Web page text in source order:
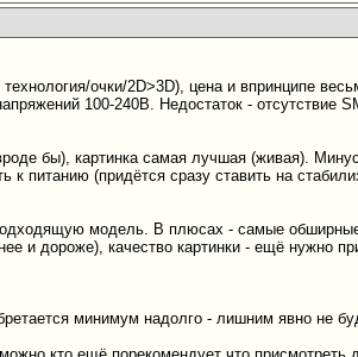
очки/2D>3D), цена и впринципе
100-240В. Недостаток - отсутствие
бы), картинка самая лучшая (живая).
к питанию (придётся сразу ставить на
модель. В плюсах - самые
и дороже), качество картинки - ещё нужно
минимум надолго - лишним явно не